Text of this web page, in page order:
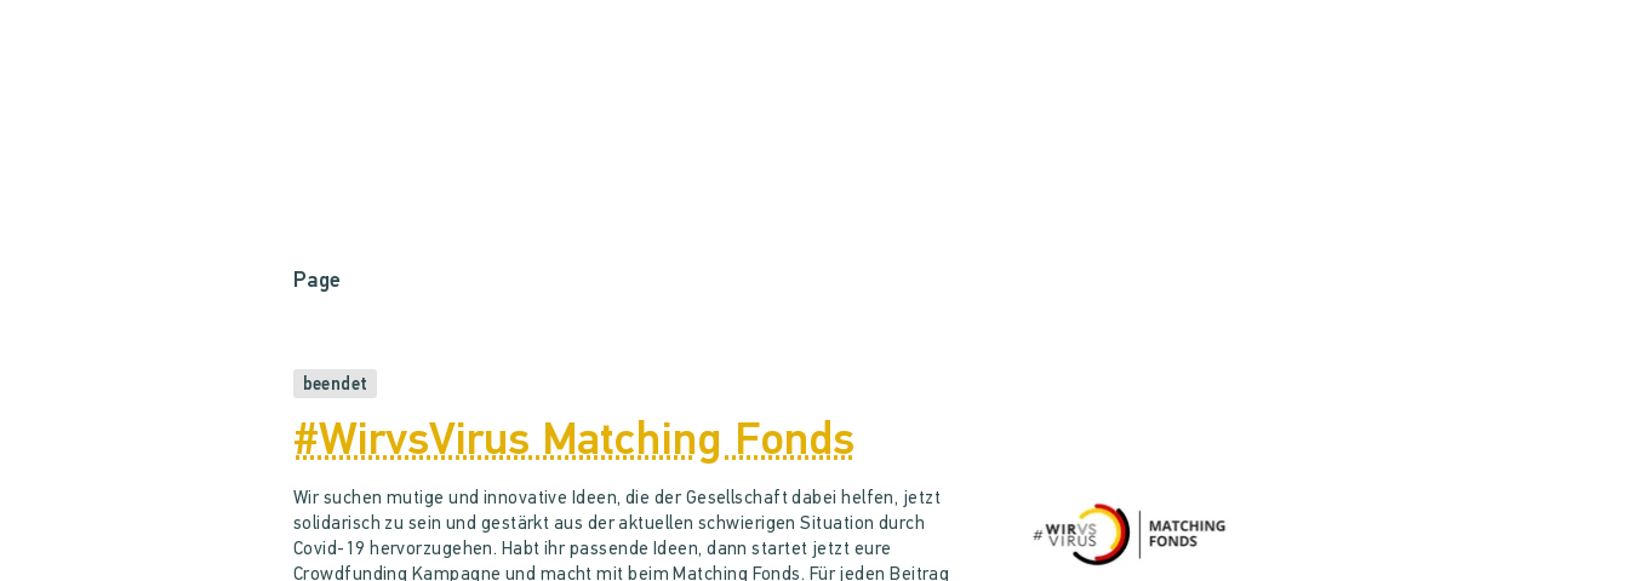
Page
beendet
#WirvsVirus Matching Fonds
Wir suchen mutige und innovative Ideen, die der Gesellschaft dabei helfen, jetzt
solidarisch zu sein und gestärkt aus der aktuellen schwierigen Situation durch
Covid-19 hervorzugehen. Habt ihr passende Ideen, dann startet jetzt eure
Crowdfunding Kampagne und macht mit beim Matching Fonds. Für jeden Beitrag